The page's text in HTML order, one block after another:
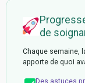
de
Chaque semaine,
apporte de quoi
Des astuces